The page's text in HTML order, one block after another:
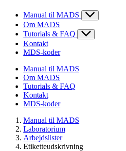
Manual til MADS
Om MADS
Tutorials & FAQ
Kontakt
MDS-koder
Manual til MADS
Om MADS
Tutorials & FAQ
Kontakt
MDS-koder
Manual til MADS
Laboratorium
Arbejdslister
Etiketteudskrivning